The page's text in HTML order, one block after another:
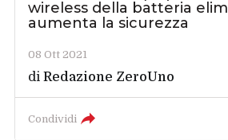
wireless della batteria
aumenta la sicurezza
08 Ott 2021
diRedazione ZeroUno
Condividi